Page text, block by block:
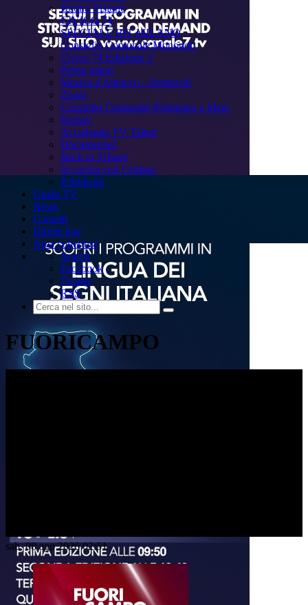
Buona Visione
CIVICO 74
SPECIALE BIT MILANO
Consiglio Comunale Monopoli
Civico 74 Edizione 2
Primo piano
Musica d'Attracco - Spettacoli
Zoom
Consiglio Comunale Polignano a Mare
Replay
Accademia TV Talent
Documentari
Back to School
In cucina con Cristina
Pubblicità
Guida TV
News
Contatti
Dirette live
Area copertura
Search
Facebook
Twitter
RSS
FUORICAMPO
sab, 08 ago 2026 02:51